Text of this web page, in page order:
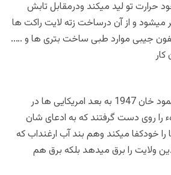
حرارت تو لید میکند ودرمقابل تابش
میشود و از آن درساخت زته لایت راکت ها
جیبی موارد طبی ساخت بتری ها و …..
هنگام حکومت شاه محمود خان 1947 به بعد امریکایی ها در
را روی دست گرفتند که به ادعای شان
خودکفا میکند وهم بند آب ارغنداب که
ولایت را برق میدهد بلکه برق هم
.